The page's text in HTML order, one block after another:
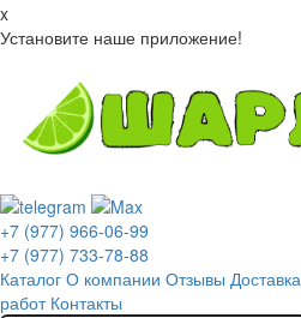
x
Установите наше приложение!
+7 (977) 966-06-99
+7 (977) 733-78-88
Каталог О компании Отзывы Доставка
работ Контакты